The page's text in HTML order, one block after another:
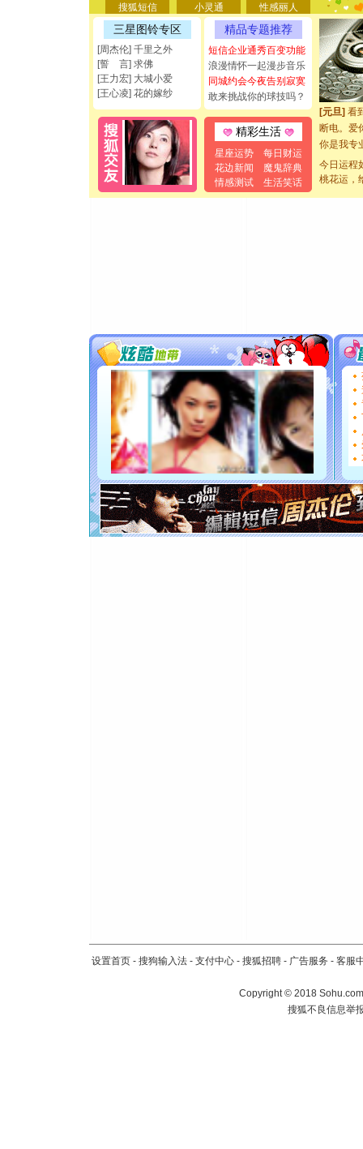
搜狐短信 小灵通 性感丽人
三星图铃专区
[周杰伦] 千里之外
[誓 言] 求佛
[王力宏] 大城小爱
[王心凌] 花的嫁纱
精品专题推荐
短信企业通秀百变功能
浪漫情怀一起漫步音乐
同城约会今夜告别寂寞
敢来挑战你的球技吗？
精彩生活
星座运势
每日财运
花边新闻
魔鬼辞典
情感测试
生活笑话
要平安
[圣诞节]
能正大光
都要快乐
[圣诞节]
如意,快
[元旦]看
断电。爱
你是我专
起；二
离。水晶
送你一棵
[圣诞节]
你太多，
要平安
[圣诞节]
能正大
都要快乐
[圣诞节]
如意,快
[元旦]看
断电。爱
你是我专
[元旦]如
今日运程
桃花运，
设置首页 - 搜狗输入法 - 支付中心 - 搜狐招聘 - 广告服务 - 客服
Copyright ©2018
搜狐不良信息举